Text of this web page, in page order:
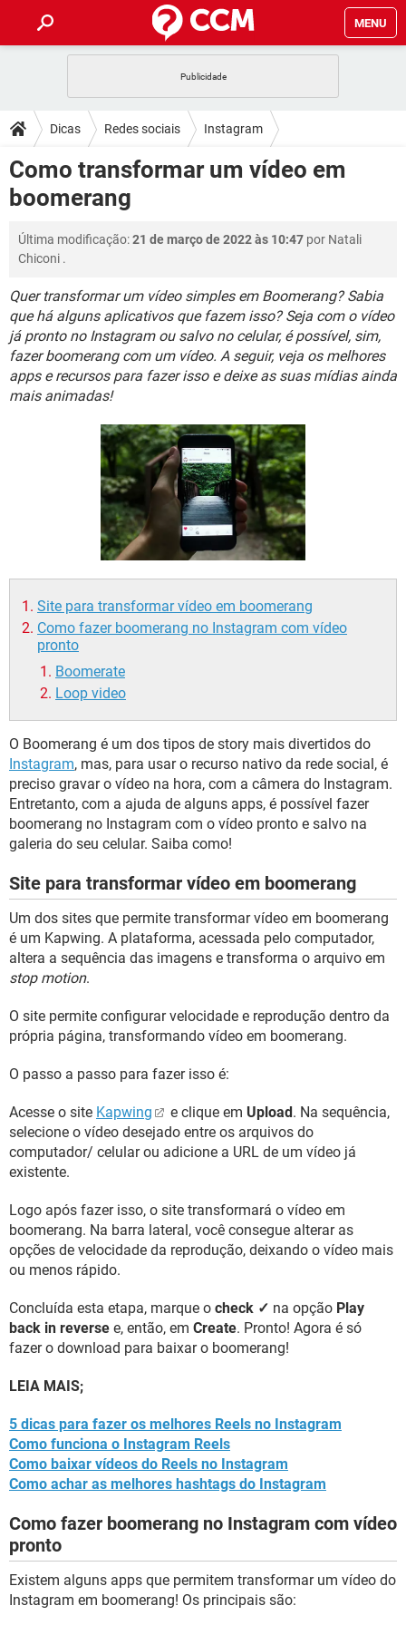
MENU
CELULAR FACEBOOK
OUTLOOK EXCEL
INSTAGRAM
DICAS
JOGOS WHATSAPP
CELULAR FACEBOOK
INSTAGRAM GMAIL
DOWNLOADS
JOGOS
OUTLOOK
INSTAGRAM GMAIL
GUIA DE COMPRAS
FÓRUM
JOGOS WHATSAPP
OUTLOOK EXCEL
INSTAGRAM GMAIL
GUIA DE COMPRAS
GLOSSÁRIO
JOGOS WHATSAPP
CELULAR FACEBOOK
OUTLOOK EXCEL
INSTAGRAM GMAIL
Dicas Redes sociais Instagram
Como transformar um vídeo em
boomerang
Última modificação:21 de março de 2022 às 10:47 por Natali
Chiconi .
Quer transformar um vídeo simples em Boomerang? Sabia
que há alguns aplicativos que fazem isso? Seja com o vídeo
já pronto no Instagram ou salvo no celular, é possível, sim,
fazer boomerang com um vídeo. A seguir, veja os melhores
apps e recursos para fazer isso e deixe as suas mídias ainda
mais animadas!
Site para transformar vídeo em boomerang
Como fazer boomerang no Instagram com vídeo
pronto
Boomerate
Loop video
O Boomerang é um dos tipos de story mais divertidos do
Instagram, mas, para usar o recurso nativo da rede social, é
preciso gravar o vídeo na hora, com a câmera do Instagram.
Entretanto, com a ajuda de alguns apps, é possível fazer
boomerang no Instagram com o vídeo pronto e salvo na
galeria do seu celular. Saiba como!
Site para transformar vídeo em boomerang
Um dos sites que permite transformar vídeo em boomerang
é um Kapwing. A plataforma, acessada pelo computador,
altera a sequência das imagens e transforma o arquivo em
stop motion.
O site permite configurar velocidade e reprodução dentro da
própria página, transformando vídeo em boomerang.
O passo a passo para fazer isso é:
Acesse o site Kapwing e clique em Upload. Na sequência,
selecione o vídeo desejado entre os arquivos do
computador/ celular ou adicione a URL de um vídeo já
existente.
Logo após fazer isso, o site transformará o vídeo em
boomerang. Na barra lateral, você consegue alterar as
opções de velocidade da reprodução, deixando o vídeo mais
ou menos rápido.
Concluída esta etapa, marque o check ✓ na opção Play
back in reverse e, então, em Create. Pronto! Agora é só
fazer o download para baixar o boomerang!
LEIA MAIS;
5 dicas para fazer os melhores Reels no Instagram
Como funciona o Instagram Reels
Como baixar vídeos do Reels no Instagram
Como achar as melhores hashtags do Instagram
Como fazer boomerang no Instagram com vídeo
pronto
Existem alguns apps que permitem transformar um vídeo do
Instagram em boomerang! Os principais são: